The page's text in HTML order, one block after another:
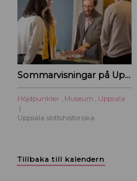
Sommarvisningar på Uppsala slottshistoriska
Höjdpunkter , Museum , Uppsala
Uppsala slottshistoriska
Tillbaka till kalendern